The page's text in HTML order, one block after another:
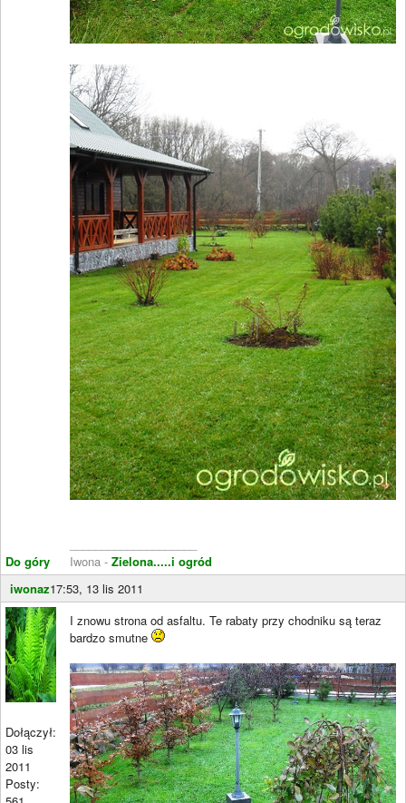
Do góry
Iwona - Zielona.....i ogród
iwonaz17:53, 13 lis 2011
Dołączył:
03 lis
2011
Posty:
I znowu strona od asfaltu. Te rabaty przy chodniku są teraz
bardzo smutne